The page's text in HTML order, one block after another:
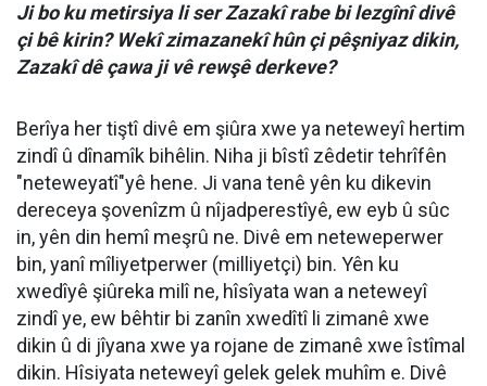
Ji bo ku metirsiya li ser Zazakî rabe bi lezgînî divê
çi bê kirin? Wekî zimazanekî hûn çi pêşniyaz dikin,
Zazakî dê çawa ji vê rewşê derkeve?
Berîya her tiştî divê em şiûra xwe ya neteweyî hertim
zindî û dînamîk bihêlin. Niha ji bîstî zêdetir tehrîfên
"neteweyatî"yê hene. Ji vana tenê yên ku dikevin
dereceya şovenîzm û nîjadperestîyê, ew eyb û sûc
in, yên din hemî meşrû ne. Divê em neteweperwer
bin, yanî mîliyetperwer (milliyetçi) bin. Yên ku
xwedîyê şiûreka milî ne, hîsîyata wan a neteweyî
zindî ye, ew bêhtir bi zanîn xwedîtî li zimanê xwe
dikin û di jîyana xwe ya rojane de zimanê xwe îstîmal
dikin. Hîsiyata neteweyî gelek gelek muhîm e. Divê